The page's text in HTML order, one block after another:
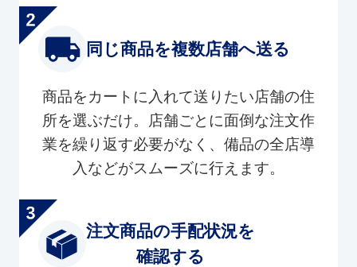
同じ商品を複数店舗へ送る
商品をカートに入れて送りたい店舗の住
所を選ぶだけ。店舗ごとに面倒な注文作
業を繰り返す必要がなく、備品の全店導
入などがスムーズに行えます。
注文商品の手配状況を
確認する